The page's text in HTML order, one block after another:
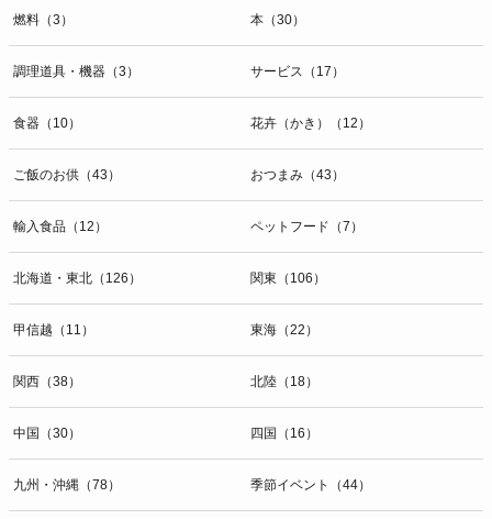
燃料（3） 本（30）
調理道具・機器（3） サービス（17）
食器（10） 花卉（かき）（12）
ご飯のお供（43） おつまみ（43）
輸入食品（12） ペットフード（7）
北海道・東北（126） 関東（106）
甲信越（11） 東海（22）
関西（38） 北陸（18）
中国（30） 四国（16）
九州・沖縄（78） 季節イベント（44）